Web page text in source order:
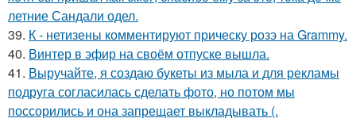
летние Сандали одел.
39. К - нетизены комментируют прическу розэ на Grammy.
40. Винтер в эфир на своём отпуске вышла.
41. Выручайте, я создаю букеты из мыла и для рекламы
подруга согласилась сделать фото, но потом мы
поссорились и она запрещает выкладывать (.